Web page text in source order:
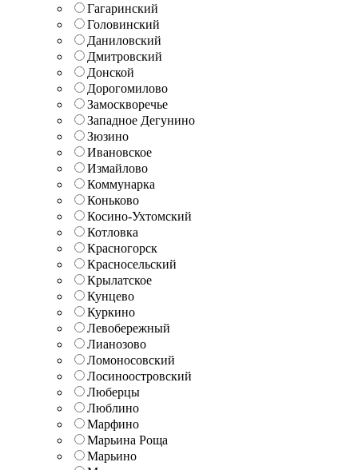
Гагаринский
Головинский
Даниловский
Дмитровский
Донской
Дорогомилово
Замоскворечье
Западное Дегунино
Зюзино
Ивановское
Измайлово
Коммунарка
Коньково
Косино-Ухтомский
Котловка
Красногорск
Красносельский
Крылатское
Кунцево
Куркино
Левобережный
Лианозово
Ломоносовский
Лосиноостровский
Люберцы
Люблино
Марфино
Марьина Роща
Марьино